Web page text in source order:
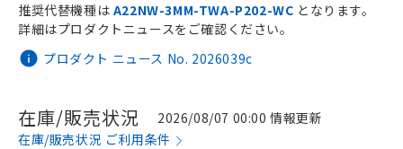
プロダクト ニュース No. 2026039c
推奨代替機種は A22NW-3MM-TWA-P202-WC となります。
詳細はプロダクトニュースをご確認ください。
在庫/販売状況
2026/08/07 00:00 情報更新
在庫/販売状況 ご利用条件